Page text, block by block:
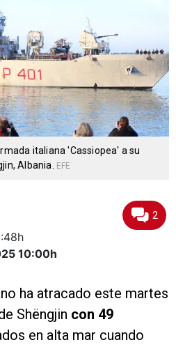
italiana 'Cassiopea' a su
Albania.
EFE
10:00h
2
ha atracado este martes
Shëngjin con 49
en alta mar cuando